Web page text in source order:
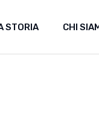
STORIA CHI